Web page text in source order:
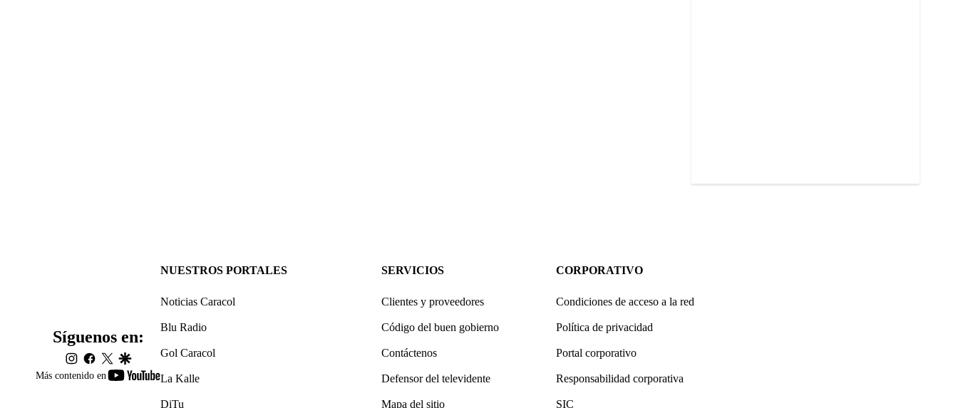
Más contenido en
youtube-
Síguenos en:
instagram
facebook
twittergoogle
NUESTROS PORTALES
Noticias Caracol
Blu Radio
Gol Caracol
La Kalle
DiTu
SERVICIOS
Clientes y proveedores
Código del buen gobierno
Contáctenos
Defensor del televidente
Mapa del sitio
CORPORATIVO
Condiciones de acceso a la red
Política de privacidad
Portal corporativo
Responsabilidad corporativa
SIC